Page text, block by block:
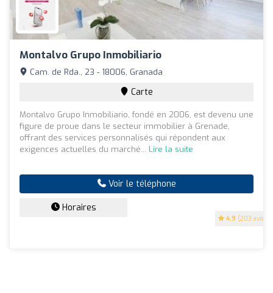
Montalvo Grupo Inmobiliario
4.9 (203 avis)
Cam. de Rda., 23 - 18006, Granada
Carte
Montalvo Grupo Inmobiliario, fondé en 2006, est devenu une
figure de proue dans le secteur immobilier à Grenade,
offrant des services personnalisés qui répondent aux
exigences actuelles du marché... Lire la suite
Voir le téléphone
Horaires